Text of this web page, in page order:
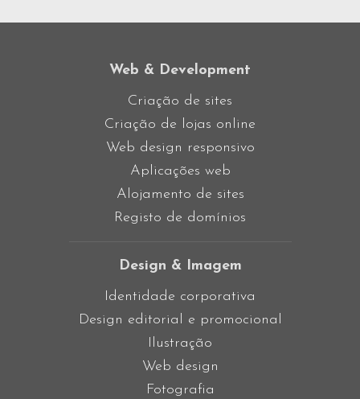
Web & Development
Criação de sites
Criação de lojas online
Web design responsivo
Aplicações web
Alojamento de sites
Registo de domínios
Design & Imagem
Identidade corporativa
Design editorial e promocional
Ilustração
Web design
Fotografia